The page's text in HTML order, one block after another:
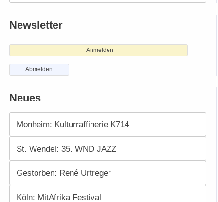
Newsletter
Anmelden
Abmelden
Neues
Monheim: Kulturraffinerie K714
St. Wendel: 35. WND JAZZ
Gestorben: René Urtreger
Köln: MitAfrika Festival